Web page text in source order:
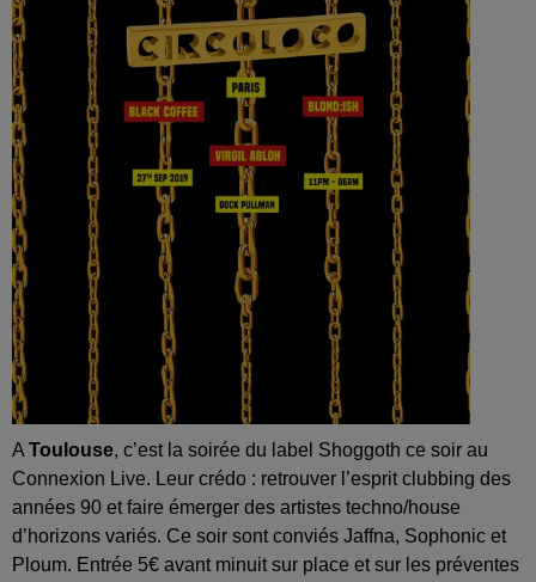
A Toulouse, c’est la soirée du label Shoggoth ce soir au
Connexion Live. Leur crédo : retrouver l’esprit clubbing des
années 90 et faire émerger des artistes techno/house
d’horizons variés. Ce soir sont conviés Jaffna, Sophonic et
Ploum. Entrée 5€ avant minuit sur place et sur les préventes